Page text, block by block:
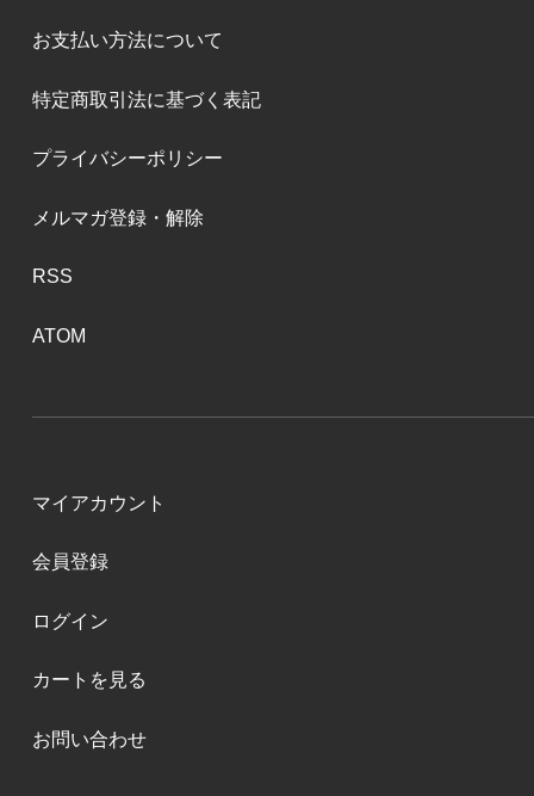
お支払い方法について
特定商取引法に基づく表記
プライバシーポリシー
メルマガ登録・解除
RSS
ATOM
マイアカウント
会員登録
ログイン
カートを見る
お問い合わせ